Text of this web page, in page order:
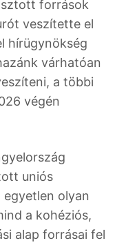
források
veszítette el
hírügynökség
várhatóan
a többi
végén
uniós
olyan
a kohéziós,
alap forrásai fel